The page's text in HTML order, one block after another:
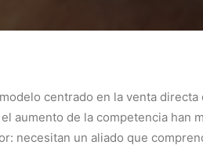
centrado en la venta
aumento de la competencia han
necesitan un aliado que